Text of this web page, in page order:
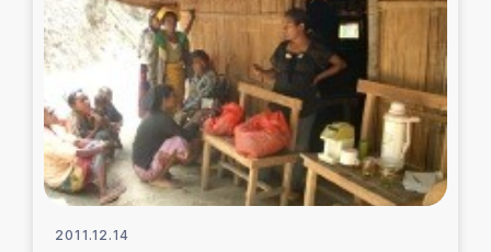
石巻市街地在宅被災者支援
復興応援隊の活動
仮設住宅生活支援・農業復興支援
2011.12.14